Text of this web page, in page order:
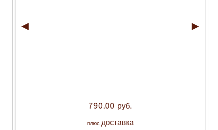
◄ ►
790.00 руб.
плюс доставка